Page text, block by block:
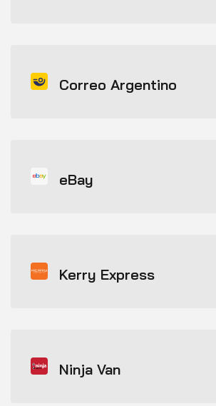
Correo Argentino
eBay
Kerry Express
Ninja Van